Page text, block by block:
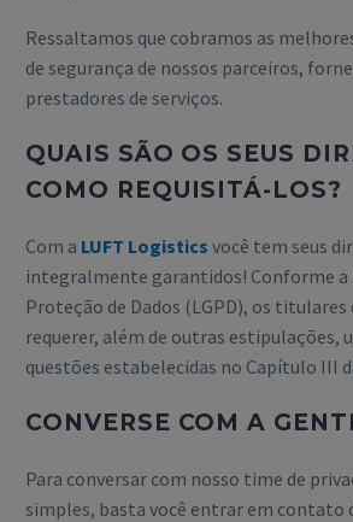
Ressaltamos que cobramos as
de segurança de nossos parceiros,
prestadores de serviços.
QUAIS SÃO OS SEUS
COMO REQUISITÁ-LOS?
Com a LUFT Logistics você tem seus
integralmente garantidos! Conforme a
Proteção de Dados (LGPD), os titulares
requerer, além de outras estipulações,
questões estabelecidas no Capítulo III
CONVERSE COM A
Para conversar com nosso time de
simples, basta você entrar em contato